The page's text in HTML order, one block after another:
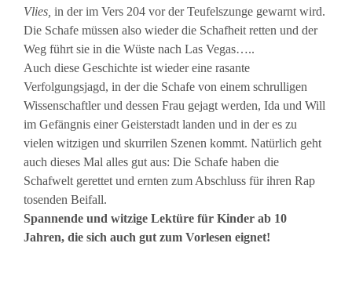
Vlies, in der im Vers 204 vor der Teufelszunge gewarnt wird.
Die Schafe müssen also wieder die Schafheit retten und der
Weg führt sie in die Wüste nach Las Vegas…..
Auch diese Geschichte ist wieder eine rasante
Verfolgungsjagd, in der die Schafe von einem schrulligen
Wissenschaftler und dessen Frau gejagt werden, Ida und Will
im Gefängnis einer Geisterstadt landen und in der es zu
vielen witzigen und skurrilen Szenen kommt. Natürlich geht
auch dieses Mal alles gut aus: Die Schafe haben die
Schafwelt gerettet und ernten zum Abschluss für ihren Rap
tosenden Beifall.
Spannende und witzige Lektüre für Kinder ab 10
Jahren, die sich auch gut zum Vorlesen eignet!